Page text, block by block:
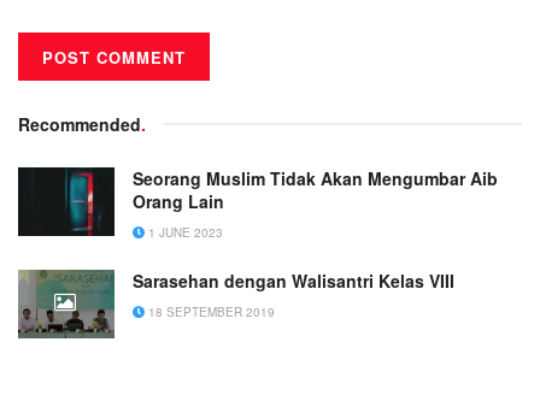
Recommended.
Seorang Muslim Tidak Akan Mengumbar Aib
Orang Lain
1 JUNE 2023
Sarasehan dengan Walisantri Kelas VIII
18 SEPTEMBER 2019